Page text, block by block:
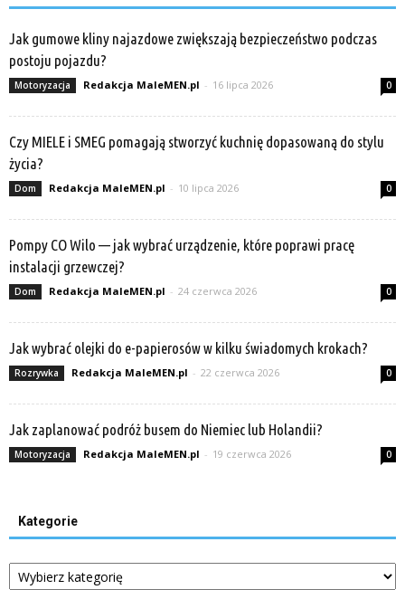
Jak gumowe kliny najazdowe zwiększają bezpieczeństwo podczas
postoju pojazdu?
Motoryzacja Redakcja MaleMEN.pl - 16 lipca 2026 0
Czy MIELE i SMEG pomagają stworzyć kuchnię dopasowaną do stylu
życia?
Dom Redakcja MaleMEN.pl - 10 lipca 2026 0
Pompy CO Wilo — jak wybrać urządzenie, które poprawi pracę
instalacji grzewczej?
Dom Redakcja MaleMEN.pl - 24 czerwca 2026 0
Jak wybrać olejki do e-papierosów w kilku świadomych krokach?
Rozrywka Redakcja MaleMEN.pl - 22 czerwca 2026 0
Jak zaplanować podróż busem do Niemiec lub Holandii?
Motoryzacja Redakcja MaleMEN.pl - 19 czerwca 2026 0
Kategorie
Kategorie